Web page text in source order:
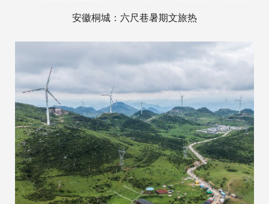
安徽桐城：六尺巷暑期文旅热